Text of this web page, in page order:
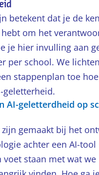
betekent dat je de
om het
je hier invulling aan
per school. We
stappenplan toe
geletterheid.
AI-geletterdheid op
zijn gemaakt bij het
achter een AI-tool
voet staan met wat